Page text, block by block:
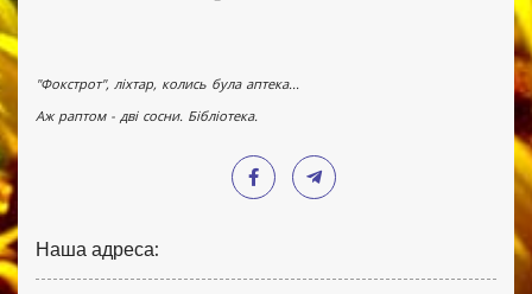
"Фокстрот", ліхтар, колись була аптека...
Аж раптом - дві сосни. Бібліотека.
Наша адреса: